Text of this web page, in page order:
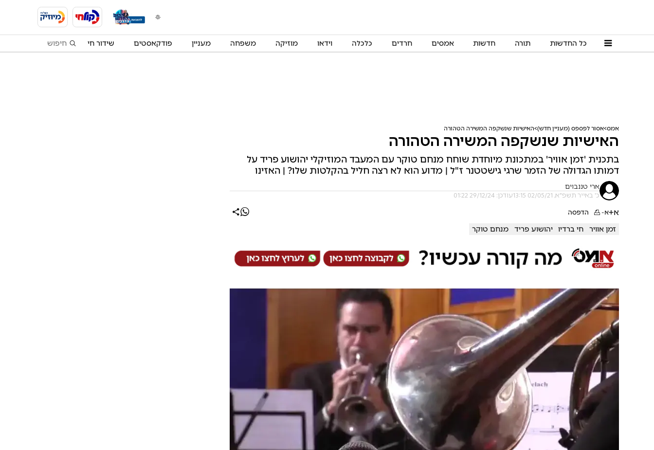
כל החדשות תורה חדשות אמסים חרדים כלכלה וידאו מוזיקה משפחה מעניין פודקאסטים שידור חי
אמס אסור לפספס (מעניין חדש) האישיות שנשקפה המשירה הטהורה
האישיות שנשקפה המשירה הטהורה
בתכנית 'זמן אוויר' במתכונת מיוחדת שוחח מנחם טוקר עם המעבד המוזיקלי יהושוע פריד על
דמותו הגדולה של הזמר שרגי גישטטנר ז"ל | מדוע הוא לא רצה חליל בהקלטות שלו? | האזינו
ארי טננבוים
כ' באייר תשפ"א, 02/05/21 13:15 עודכן: 29/12/24 01:22
א+א- הדפסה
זמן אוויר חי ברדיו יהושוע פריד מנחם טוקר